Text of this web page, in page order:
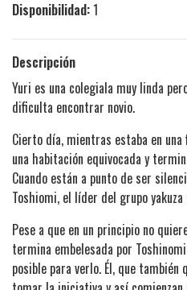
Disponibilidad:1
Descripción
Yuri es una colegiala muy linda
dificulta encontrar novio.
Cierto día, mientras estaba en
una habitación equivocada y
Cuando están a punto de ser
Toshiomi, el líder del grupo yakuza
Pese a que en un principio no
termina embelesada por
posible para verlo. Él, que